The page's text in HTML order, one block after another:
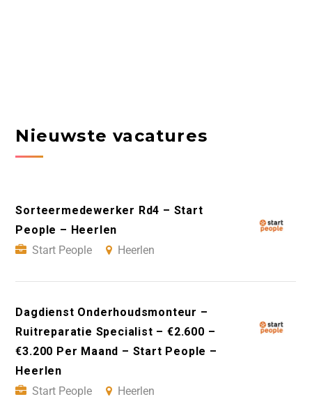
Nieuwste vacatures
Sorteermedewerker Rd4 – Start
People – Heerlen
Start People
Heerlen
Dagdienst Onderhoudsmonteur –
Ruitreparatie Specialist – €2.600 –
€3.200 Per Maand – Start People –
Heerlen
Start People
Heerlen